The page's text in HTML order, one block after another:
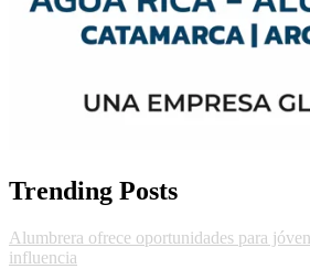
Trending Posts
Alumbrera ofrece oportunidades para
influencia